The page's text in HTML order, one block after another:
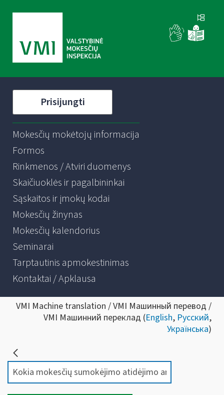
Prisijungti
Mokesčių mokėtojų informacija
Formos
Rinkmenos / Atviri duomenys
Skaičiuoklės ir pagalbininkai
Sąskaitos ir įmokų kodai
Mokesčių žinynas
Mokesčių kalendorius
Seminarai
Tarptautinis apmokestinimas
Kontaktai / Apklausa
VMI Machine translation / VMI Машинный перевод /
VMI Машинний переклад (English, Русский,
Українська)